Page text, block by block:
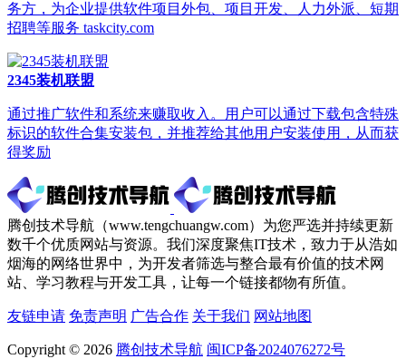
务方，为企业提供软件项目外包、项目开发、人力外派、短期
招聘等服务 taskcity.com
2345装机联盟
通过推广软件和系统来赚取收入。用户可以通过下载包含特殊
标识的软件合集安装包，并推荐给其他用户安装使用，从而获
得奖励
腾创技术导航（www.tengchuangw.com）为您严选并持续更新
数千个优质网站与资源。我们深度聚焦IT技术，致力于从浩如
烟海的网络世界中，为开发者筛选与整合最有价值的技术网
站、学习教程与开发工具，让每一个链接都物有所值。
友链申请 免责声明 广告合作 关于我们 网站地图
Copyright © 2026 腾创技术导航 闽ICP备2024076272号